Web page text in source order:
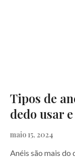
Tipos de
dedo usar
maio 15, 2024
Anéis são mais do